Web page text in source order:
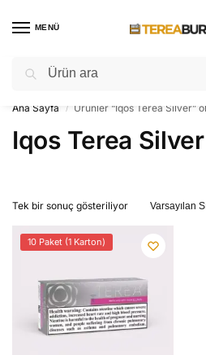
MENÜ
Sınırlı sayıda ⚡ yeni ürünleri
Ana Sayfa / Ürünler “Iqos Terea Silver”
Iqos Terea Silver
Tek bir sonuç gösteriliyor
10 Paket (1 Karton)